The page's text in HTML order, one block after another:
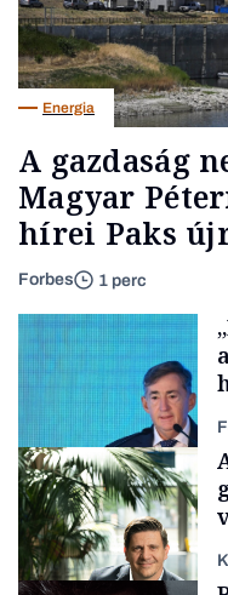
Energia
A gazdaság
Magyar
hírei Paks
Forbes 1 perc
Elszámoltatás